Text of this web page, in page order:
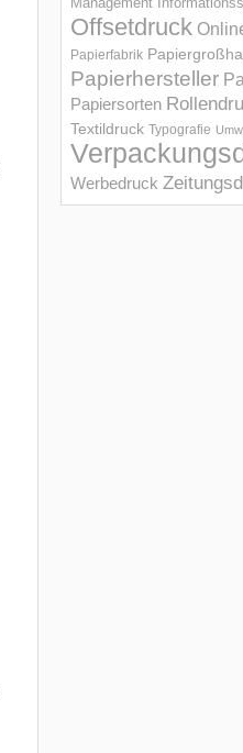
Offsetdruck
Papierfabrik
Papierhersteller
Papiersorten
Textildruck Typografie
Werbedruck